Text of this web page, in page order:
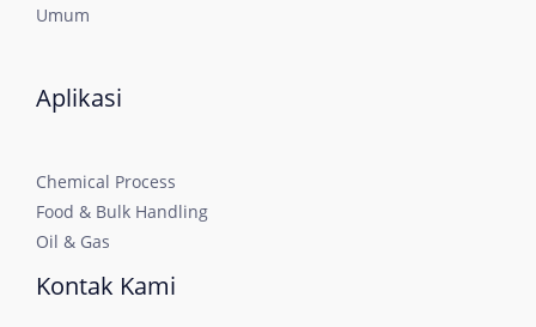
Umum
Aplikasi
Chemical Process
Food & Bulk Handling
Oil & Gas
Kontak Kami